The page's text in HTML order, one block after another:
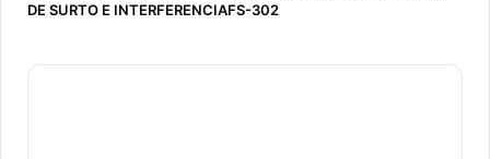
DE SURTO E INTERFERENCIAFS-302